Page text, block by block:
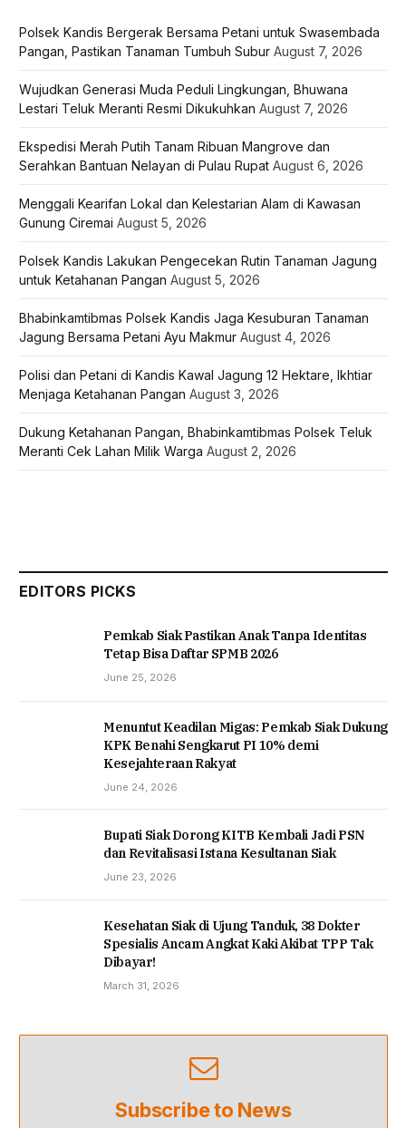
Polsek Kandis Bergerak Bersama Petani untuk Swasembada
Pangan, Pastikan Tanaman Tumbuh Subur August 7, 2026
Wujudkan Generasi Muda Peduli Lingkungan, Bhuwana
Lestari Teluk Meranti Resmi Dikukuhkan August 7, 2026
Ekspedisi Merah Putih Tanam Ribuan Mangrove dan
Serahkan Bantuan Nelayan di Pulau Rupat August 6, 2026
Menggali Kearifan Lokal dan Kelestarian Alam di Kawasan
Gunung Ciremai August 5, 2026
Polsek Kandis Lakukan Pengecekan Rutin Tanaman Jagung
untuk Ketahanan Pangan August 5, 2026
Bhabinkamtibmas Polsek Kandis Jaga Kesuburan Tanaman
Jagung Bersama Petani Ayu Makmur August 4, 2026
Polisi dan Petani di Kandis Kawal Jagung 12 Hektare, Ikhtiar
Menjaga Ketahanan Pangan August 3, 2026
Dukung Ketahanan Pangan, Bhabinkamtibmas Polsek Teluk
Meranti Cek Lahan Milik Warga August 2, 2026
EDITORS PICKS
Pemkab Siak Pastikan Anak Tanpa Identitas
Tetap Bisa Daftar SPMB 2026
June 25, 2026
Menuntut Keadilan Migas: Pemkab Siak Dukung
KPK Benahi Sengkarut PI 10% demi
Kesejahteraan Rakyat
June 24, 2026
Bupati Siak Dorong KITB Kembali Jadi PSN
dan Revitalisasi Istana Kesultanan Siak
June 23, 2026
Kesehatan Siak di Ujung Tanduk, 38 Dokter
Spesialis Ancam Angkat Kaki Akibat TPP Tak
Dibayar!
March 31, 2026
Subscribe to News